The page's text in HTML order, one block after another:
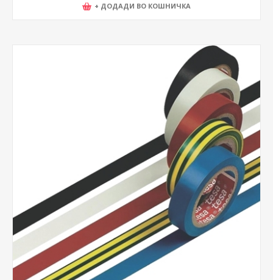
+ ДОДАДИ ВО КОШНИЧКА